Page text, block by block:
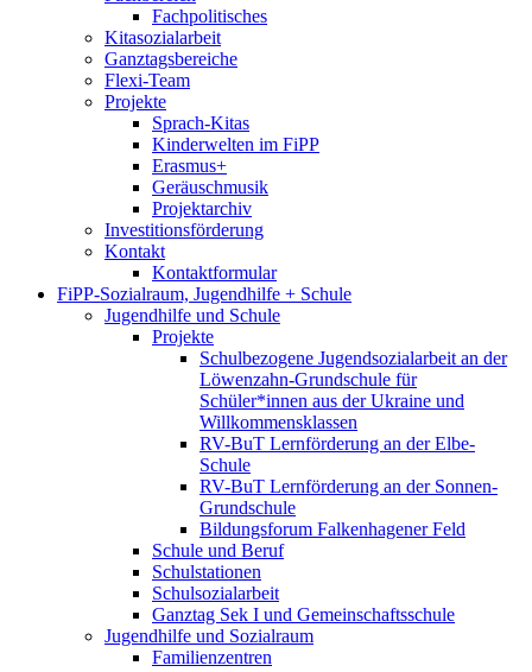
Fachpolitisches
Kitasozialarbeit
Ganztagsbereiche
Flexi-Team
Projekte
Sprach-Kitas
Kinderwelten im FiPP
Erasmus+
Geräuschmusik
Projektarchiv
Investitionsförderung
Kontakt
Kontaktformular
FiPP-Sozialraum, Jugendhilfe + Schule
Jugendhilfe und Schule
Projekte
Schulbezogene Jugendsozialarbeit an der
Löwenzahn-Grundschule für
Schüler*innen aus der Ukraine und
Willkommensklassen
RV-BuT Lernförderung an der Elbe-
Schule
RV-BuT Lernförderung an der Sonnen-
Grundschule
Bildungsforum Falkenhagener Feld
Schule und Beruf
Schulstationen
Schulsozialarbeit
Ganztag Sek I und Gemeinschaftsschule
Jugendhilfe und Sozialraum
Familienzentren